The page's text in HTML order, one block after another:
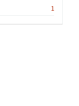
13,000.00